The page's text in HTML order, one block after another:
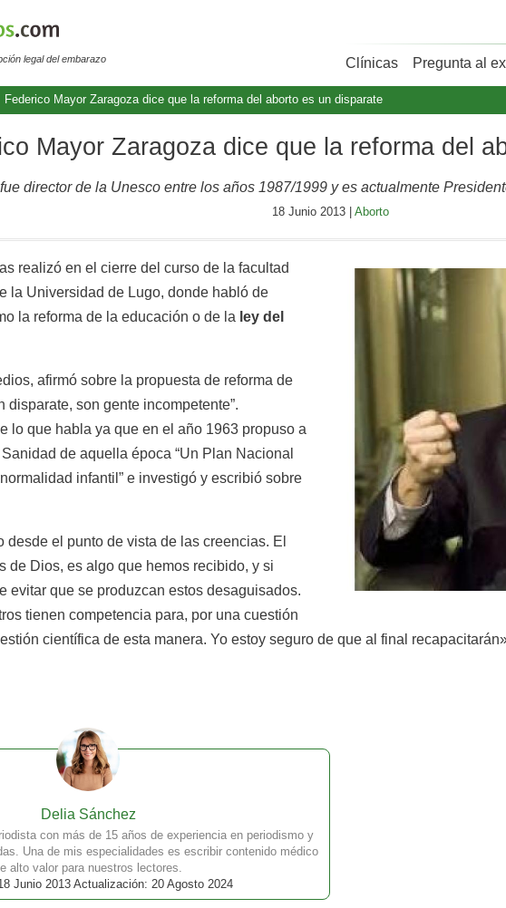
legal del embarazo Clínicas Pregunta al
Federico Mayor Zaragoza dice que la reforma del aborto es un disparate
Mayor Zaragoza dice que la reforma del
director de la Unesco entre los años 1987/1999 y es actualmente
18 Junio 2013 | Aborto
realizó en el cierre del curso de la facultad
la Universidad de Lugo, donde habló de
la reforma de la educación o de la ley del
afirmó sobre la propuesta de reforma de
disparate, son gente incompetente”.
lo que habla ya que en el año 1963 propuso a
de aquella época “Un Plan Nacional
infantil” e investigó y escribió sobre
el punto de vista de las creencias. El
de Dios, es algo que hemos recibido, y si
evitar que se produzcan estos desaguisados.
tienen competencia para, por una cuestión
científica de esta manera. Yo estoy seguro de que al final
Delia Sánchez
con más de 15 años de experiencia en periodismo y
Una de mis especialidades es escribir contenido médico
alto valor para nuestros lectores.
Junio 2013 Actualización: 20 Agosto 2024